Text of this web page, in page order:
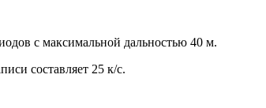
с максимальной дальностью 40 м.
составляет 25 к/с.